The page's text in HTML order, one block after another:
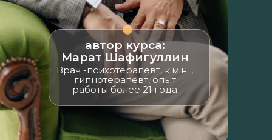
автор курса:
Марат Шафигуллин
Врач -психотерапевт, к.м.н. ,
гипнотерапевт, опыт
работы более 21 года